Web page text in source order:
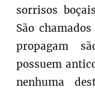
sorrisos
São
propagam
possuem
nenhuma